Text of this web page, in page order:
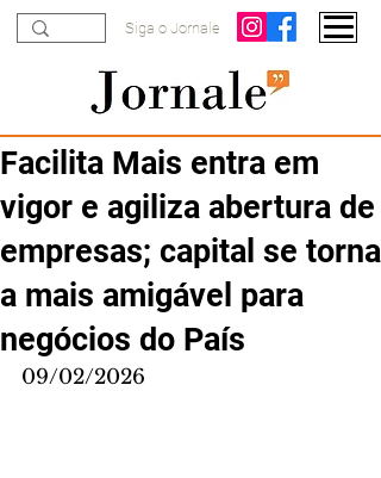
Siga o Jornale
Facilita Mais entra em
vigor e agiliza abertura de
empresas; capital se torna
a mais amigável para
negócios do País
09/02/2026